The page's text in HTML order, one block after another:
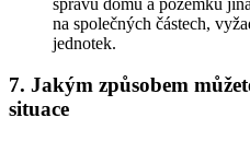
na společných částech,
jednotek.
7. Jakým způsobem
situace